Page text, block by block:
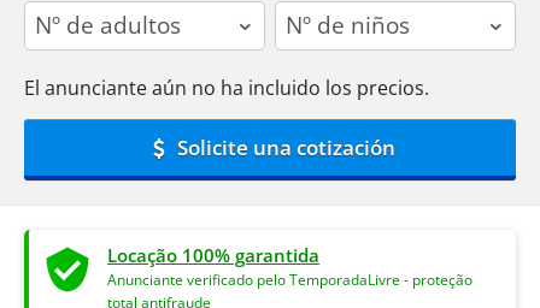
adults children
El anunciante aún no ha incluido los precios.
Solicite una cotización
Locação 100% garantida
Anunciante verificado pelo TemporadaLivre - proteção
total antifraude